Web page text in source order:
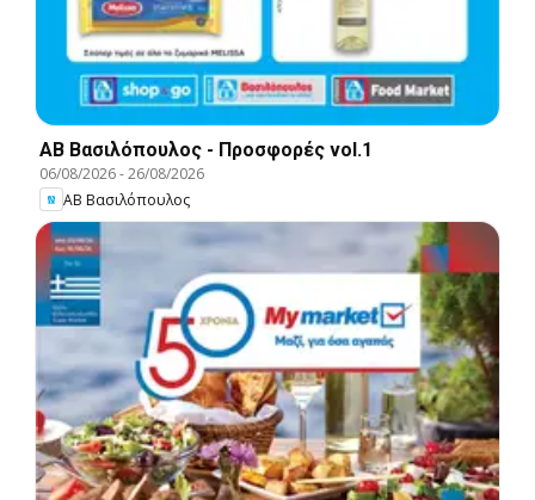
ΑΒ Βασιλόπουλος - Προσφορές vol.1
06/08/2026-26/08/2026
ΑΒ Βασιλόπουλος